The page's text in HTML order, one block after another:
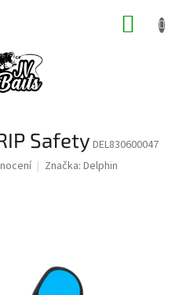
Safety DEL830600047
Značka: Delphin